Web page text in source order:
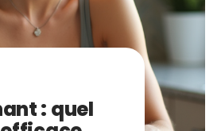
: quel